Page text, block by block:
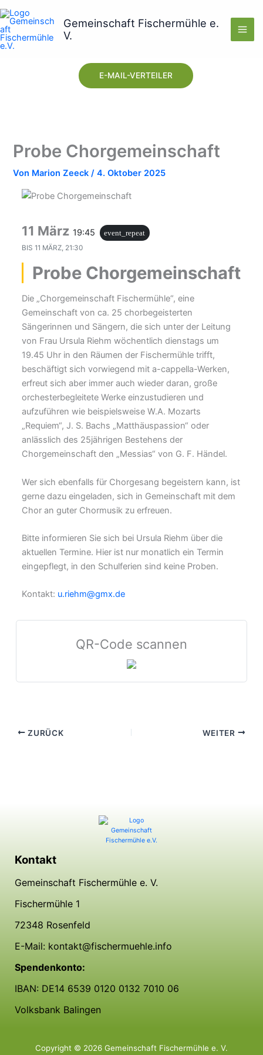
Zum
Inhalt
springen
Gemeinschaft Fischermühle e.
V.
E-MAIL-VERTEILER
Probe Chorgemeinschaft
Von Marion Zeeck/4. Oktober 2025
11 März19:45 event_repeat
BIS11 MÄRZ, 21:30
Probe Chorgemeinschaft
Die „Chorgemeinschaft Fischermühle“, eine
Gemeinschaft von ca. 25 chorbegeisterten
Sängerinnen und Sängern, die sich unter der Leitung
von Frau Ursula Riehm wöchentlich dienstags um
19.45 Uhr in den Räumen der Fischermühle trifft,
beschäftigt sich vorwiegend mit a-cappella-Werken,
erfreut sich aber immer auch wieder daran, große
orchesterbegleitete Werke einzustudieren und
aufzuführen wie beispielsweise W.A. Mozarts
„Requiem“, J. S. Bachs „Matthäuspassion“ oder
anlässlich des 25jährigen Bestehens der
Chorgemeinschaft den „Messias“ von G. F. Händel.
Wer sich ebenfalls für Chorgesang begeistern kann, ist
gerne dazu eingeladen, sich in Gemeinschaft mit dem
Chor an guter Chormusik zu erfreuen.
Bitte informieren Sie sich bei Ursula Riehm über die
aktuellen Termine. Hier ist nur monatlich ein Termin
eingepflegt, in den Schulferien sind keine Proben.
Kontakt: u.riehm@gmx.de
QR-Code scannen
ZURÜCK WEITER
Kontakt
Gemeinschaft Fischermühle e. V.
Fischermühle 1
72348 Rosenfeld
E-Mail: kontakt@fischermuehle.info
Spendenkonto:
IBAN: DE14 6539 0120 0132 7010 06
Volksbank Balingen
Copyright © 2026 Gemeinschaft Fischermühle e. V.